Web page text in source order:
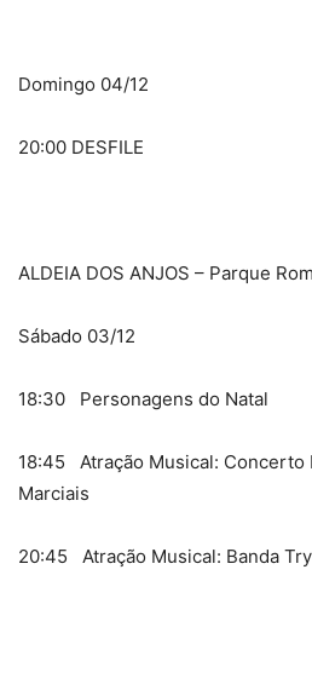
Domingo 04/12
20:00 DESFILE
ALDEIA DOS ANJOS – Parque
Sábado 03/12
18:30 Personagens do Natal
18:45 Atração Musical: Concerto
Marciais
20:45 Atração Musical: Banda